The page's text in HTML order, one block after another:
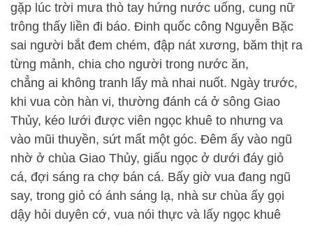
gặp lúc trời mưa thò tay hứng nước uống, cung nữ
trông thấy liền đi báo. Đinh quốc công Nguyễn Bặc
sai người bắt đem chém, đập nát xương, băm thịt ra
từng mảnh, chia cho người trong nước ăn,
chẳng ai không tranh lấy mà nhai nuốt. Ngày trước,
khi vua còn hàn vi, thường đánh cá ở sông Giao
Thủy, kéo lưới được viên ngọc khuê to nhưng va
vào mũi thuyền, sứt mất một góc. Đêm ấy vào ngũ
nhờ ở chùa Giao Thủy, giấu ngọc ở dưới đáy giỏ
cá, đợi sáng ra chợ bán cá. Bấy giờ vua đang ngũ
say, trong giỏ có ánh sáng lạ, nhà sư chùa ấy gọi
dậy hỏi duyên cớ, vua nói thực và lấy ngọc khuê